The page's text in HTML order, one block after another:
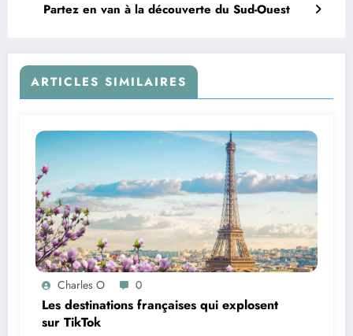
Partez en van à la découverte du Sud-Ouest
ARTICLES SIMILAIRES
Charles O 0
Les destinations françaises qui explosent
sur TikTok